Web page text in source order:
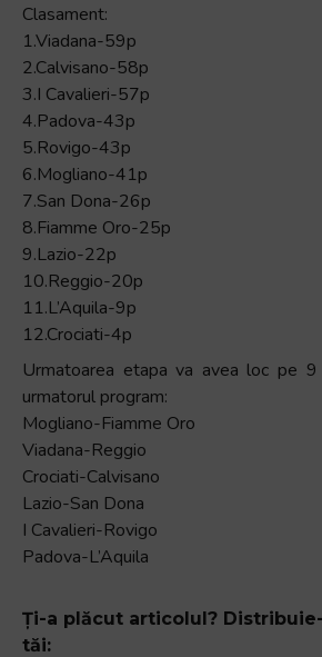
Clasament:
1.Viadana-59p
2.Calvisano-58p
3.I Cavalieri-57p
4.Padova-43p
5.Rovigo-43p
6.Mogliano-41p
7.San Dona-26p
8.Fiamme Oro-25p
9.Lazio-22p
10.Reggio-20p
11.L’Aquila-9p
12.Crociati-4p
Urmatoarea etapa va avea loc pe
urmatorul program:
Mogliano-Fiamme Oro
Viadana-Reggio
Crociati-Calvisano
Lazio-San Dona
I Cavalieri-Rovigo
Padova-L’Aquila
Ți-a plăcut articolul?
tăi: